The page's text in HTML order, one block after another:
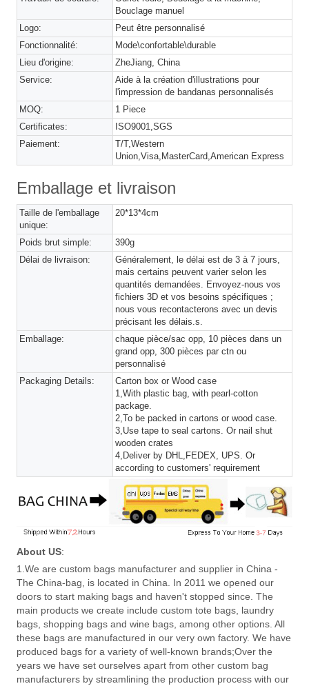
Bouclage manuel
Logo:
Peut être personnalisé
Fonctionnalité:
Mode\confortable\durable
Lieu d'origine:
ZheJiang, China
Service:
Aide à la création d'illustrations pour
l'impression de bandanas personnalisés
MOQ:
1 Piece
Certificates:
ISO9001,SGS
Paiement:
T/T,Western
Union,Visa,MasterCard,American Express
Emballage et livraison
Taille de l'emballage
unique:
20*13*4cm
Poids brut simple:
390g
Délai de livraison:
Généralement, le délai est de 3 à 7 jours,
mais certains peuvent varier selon les
quantités demandées. Envoyez-nous vos
fichiers 3D et vos besoins spécifiques ;
nous vous recontacterons avec un devis
précisant les délais.s.
Emballage:
chaque pièce/sac opp, 10 pièces dans un
grand opp, 300 pièces par ctn ou
personnalisé
Packaging Details:
Carton box or Wood case
1,With plastic bag, with pearl-cotton
package.
2,To be packed in cartons or wood case.
3,Use tape to seal cartons. Or nail shut
wooden crates
4,Deliver by DHL,FEDEX, UPS. Or
according to customers' requirement
About US:
1.We are custom bags manufacturer and supplier in China -
The China-bag, is located in China. In 2011 we opened our
doors to start making bags and haven't stopped since. The
main products we create include custom tote bags, laundry
bags, shopping bags and wine bags, among other options. All
these bags are manufactured in our very own factory. We have
produced bags for a variety of well-known brands;Over the
years we have set ourselves apart from other custom bag
manufacturers by streamlining the production process with our